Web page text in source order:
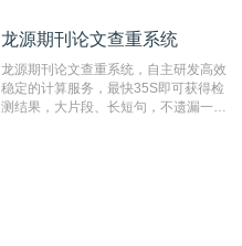
对，利用指纹索引快速而精准地在云检
有相似的片段，该项技术检测速度快、
准确率高，市场反映良好。
龙源期刊论文查重系统
龙源期刊论文查重系统，自主研发高效
稳定的计算服务，最快35S即可获得检
测结果，大片段、长短句，不遗漏一处